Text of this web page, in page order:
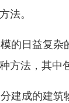
法。
的日益复
方法，其中
建成的建